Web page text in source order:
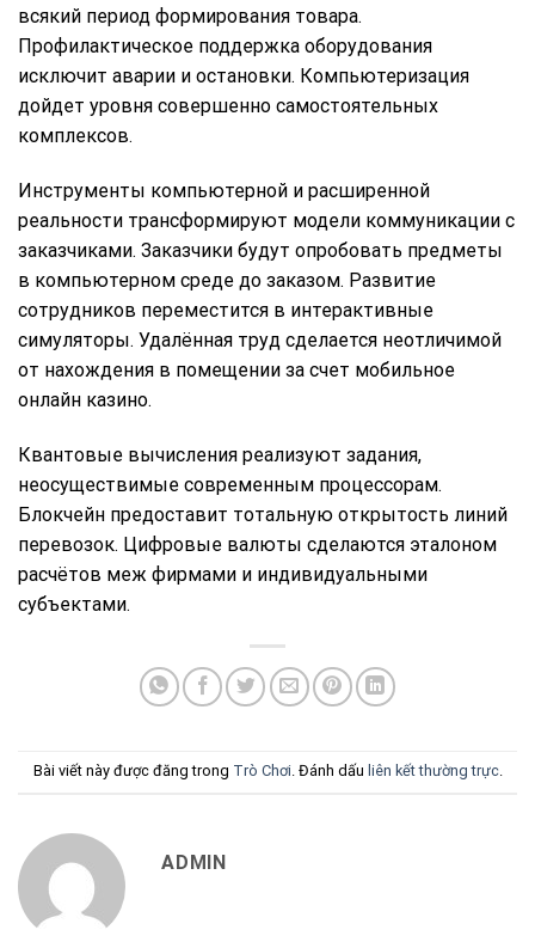
всякий период формирования товара.
Профилактическое поддержка оборудования
исключит аварии и остановки. Компьютеризация
дойдет уровня совершенно самостоятельных
комплексов.
Инструменты компьютерной и расширенной
реальности трансформируют модели коммуникации с
заказчиками. Заказчики будут опробовать предметы
в компьютерном среде до заказом. Развитие
сотрудников переместится в интерактивные
симуляторы. Удалённая труд сделается неотличимой
от нахождения в помещении за счет мобильное
онлайн казино.
Квантовые вычисления реализуют задания,
неосуществимые современным процессорам.
Блокчейн предоставит тотальную открытость линий
перевозок. Цифровые валюты сделаются эталоном
расчётов меж фирмами и индивидуальными
субъектами.
Bài viết này được đăng trong Trò Chơi. Đánh dấu liên kết thường trực.
ADMIN